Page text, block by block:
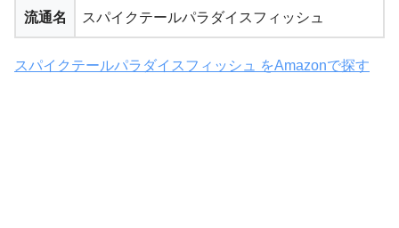
流通名 スパイクテールパラダイスフィッシュ
スパイクテールパラダイスフィッシュ をAmazonで探す